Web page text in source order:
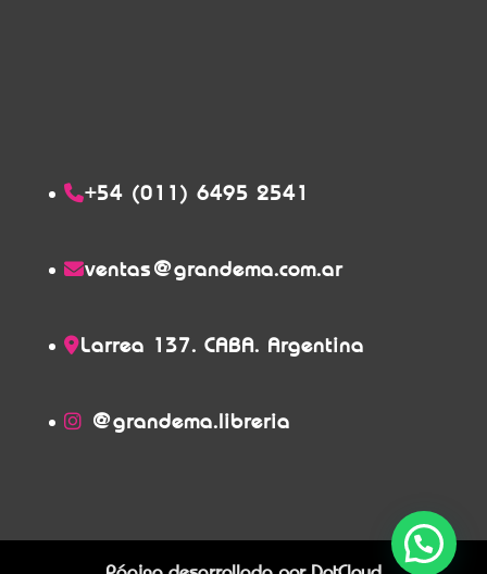
+54 (011) 6495 2541
ventas@grandema.com.ar
Larrea 137. CABA. Argentina
@grandema.libreria